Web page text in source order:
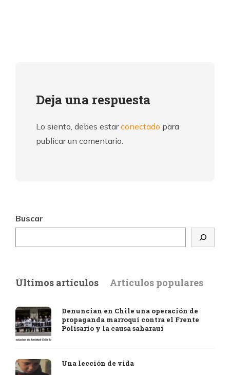
Deja una respuesta
Lo siento, debes estarconectado para
publicar un comentario.
Buscar
Últimos artículos Artículos populares
Denuncian en Chile una operación de
propaganda marroquí contra el Frente
Polisario y la causa saharaui
Una lección de vida